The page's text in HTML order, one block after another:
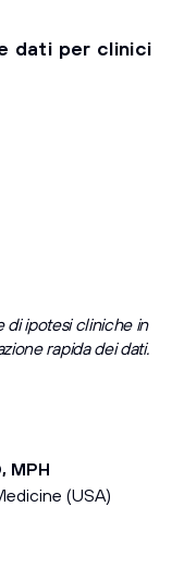
dati per clinici
di ipotesi cliniche in
rapida dei dati.
MPH
(USA)
ed esiti
la medicina di
hanno mostrato
di tipo medico.
– OpenAI